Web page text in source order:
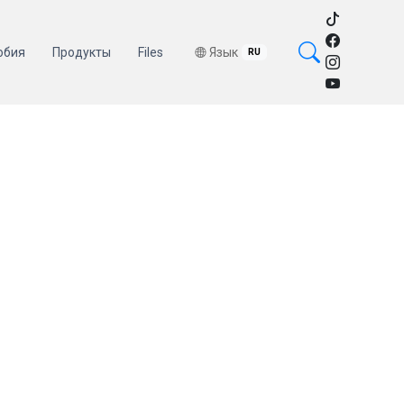
Продукты Files Язык RU